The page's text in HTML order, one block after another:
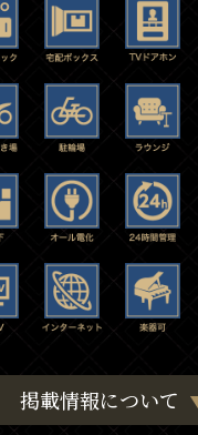
掲載情報について